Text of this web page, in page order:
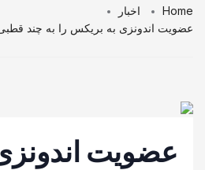
Home
اخبار
عضویت اندونزی به بریکس را به چند
عضویت